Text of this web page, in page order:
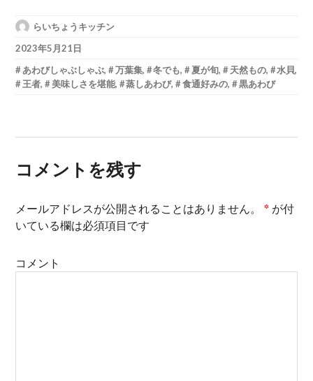
らいちょうキッチン
2023年5月21日
あわびしゃぶしゃぶ, 万葉集, 冬でも, 夏が旬, 天然もの, 水貝,
王者, 美味しさを堪能, 蒸しあわび, 食通好みの, 黒あわび
コメントを残す
メールアドレスが公開されることはありません。 * が付
いている欄は必須項目です
コメント